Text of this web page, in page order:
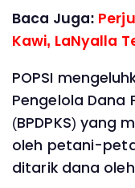
Baca Juga:
Kawi, LaNyalla
POPSI
Pengelola Dana
(BPDPKS) yang
oleh petani-
ditarik dana